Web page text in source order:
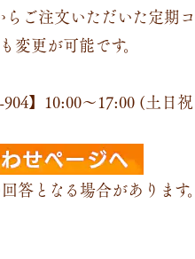
ご注文いただいた定期
変更が可能です。
】 10:00～17:00 (土日
答となる場合があります。